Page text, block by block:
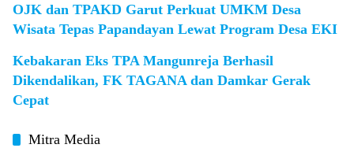
OJK dan TPAKD Garut Perkuat UMKM Desa
Wisata Tepas Papandayan Lewat Program Desa EKI
Kebakaran Eks TPA Mangunreja Berhasil
Dikendalikan, FK TAGANA dan Damkar Gerak
Cepat
Mitra Media